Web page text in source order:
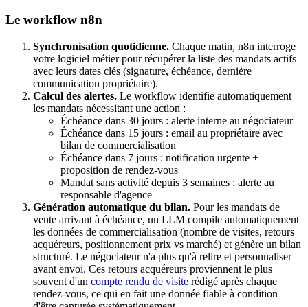
Le workflow n8n
Synchronisation quotidienne. Chaque matin, n8n interroge
votre logiciel métier pour récupérer la liste des mandats actifs
avec leurs dates clés (signature, échéance, dernière
communication propriétaire).
Calcul des alertes. Le workflow identifie automatiquement
les mandats nécessitant une action :
Échéance dans 30 jours : alerte interne au négociateur
Échéance dans 15 jours : email au propriétaire avec
bilan de commercialisation
Échéance dans 7 jours : notification urgente +
proposition de rendez-vous
Mandat sans activité depuis 3 semaines : alerte au
responsable d'agence
Génération automatique du bilan. Pour les mandats de
vente arrivant à échéance, un LLM compile automatiquement
les données de commercialisation (nombre de visites, retours
acquéreurs, positionnement prix vs marché) et génère un bilan
structuré. Le négociateur n'a plus qu'à relire et personnaliser
avant envoi. Ces retours acquéreurs proviennent le plus
souvent d'un compte rendu de visite rédigé après chaque
rendez-vous, ce qui en fait une donnée fiable à condition